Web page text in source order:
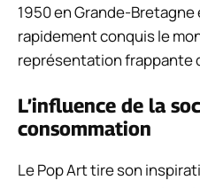
1950 en Grande-
rapidement conquis le
représentation frappante
L’influence de la
consommation
Le Pop Art tire son